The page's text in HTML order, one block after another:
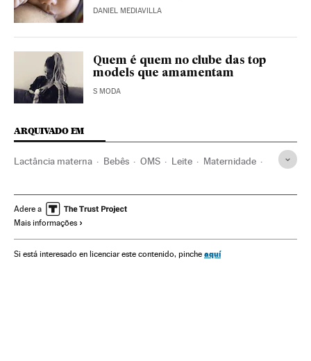
DANIEL MEDIAVILLA
Quem é quem no clube das top
models que amamentam
S MODA
ARQUIVADO EM
Lactância materna Bebês OMS Leite Maternidade
Estilo vida Alimentação
Adere a
Mais informações
Si está interesado en licenciar este contenido, pinche aquí